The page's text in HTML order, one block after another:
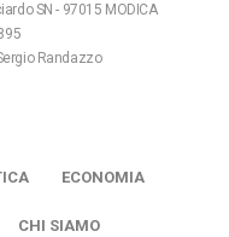
SN - 97015 MODICA
Randazzo
ECONOMIA
CHI SIAMO